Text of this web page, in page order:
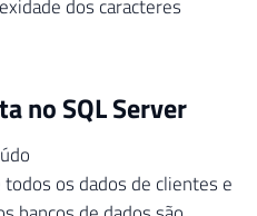
dos caracteres
no SQL Server
os dados de clientes e